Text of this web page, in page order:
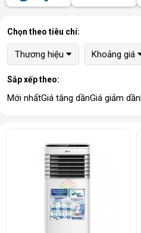
Chọn theo tiêu chí:
Thương hiệu Khoảng giá
Sắp xếp theo:
Mới nhấtGiá tăng dầnGiá giảm dần